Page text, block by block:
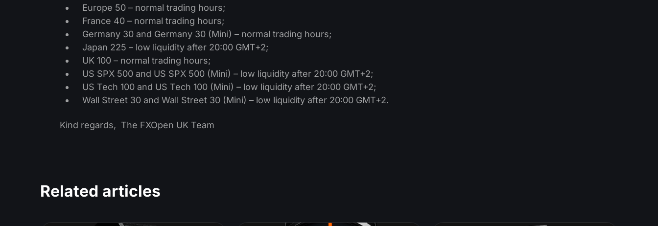
Europe 50 – normal trading hours;
France 40 – normal trading hours;
Germany 30 and Germany 30 (Mini) – normal trading hours;
Japan 225 – low liquidity after 20:00 GMT+2;
UK 100 – normal trading hours;
US SPX 500 and US SPX 500 (Mini) – low liquidity after 20:00 GMT+2;
US Tech 100 and US Tech 100 (Mini) – low liquidity after 20:00 GMT+2;
Wall Street 30 and Wall Street 30 (Mini) – low liquidity after 20:00 GMT+2.
Kind regards, The FXOpen UK Team
Related articles